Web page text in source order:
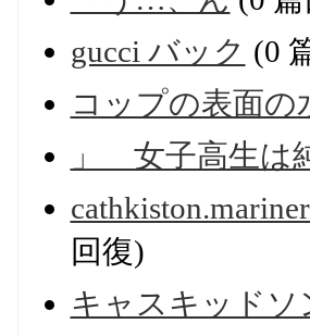
gucci バック (0
コップの表面
」 女子高生は
回復)
キャスキッドソ